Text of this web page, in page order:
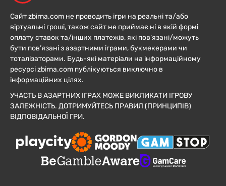
Сайт zbirna.com не проводить ігри на реальні та/або
віртуальні гроші, також сайт не приймає ні в якій формі
оплату ставок та/інших платежів, які пов’язані/можуть
бути пов’язані з азартними іграми, букмекерами чи
тоталізаторами. Будь-які матеріали на інформаційному
ресурсі zbirna.com публікуються виключно в
інформаційних цілях.
УЧАСТЬ В АЗАРТНИХ ІГРАХ МОЖЕ ВИКЛИКАТИ ІГРОВУ
ЗАЛЕЖНІСТЬ. ДОТРИМУЙТЕСЬ ПРАВИЛ (ПРИНЦИПІВ)
ВІДПОВІДАЛЬНОЇ ГРИ.